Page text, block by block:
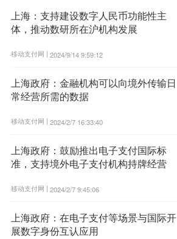
上海：支持建设数字人民币功能性主
体，推动数研所在沪机构发展
移动支付网 | 2024/9/14 9:59:12
上海政府：金融机构可以向境外传输日
常经营所需的数据
移动支付网 | 2024/2/7 16:33:40
上海政府：鼓励推出电子支付国际标
准，支持境外电子支付机构持牌经营
移动支付网 | 2024/2/7 9:45:06
上海政府：在电子支付等场景与国际开
展数字身份互认应用